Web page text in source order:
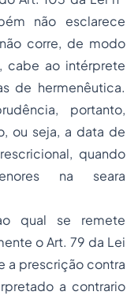
não esclarece
corre, de modo
cabe ao intérprete
de hermenêutica.
portanto,
ou seja, a data de
quando
na seara
qual se remete
o Art. 79 da Lei
a prescrição contra
a contrario